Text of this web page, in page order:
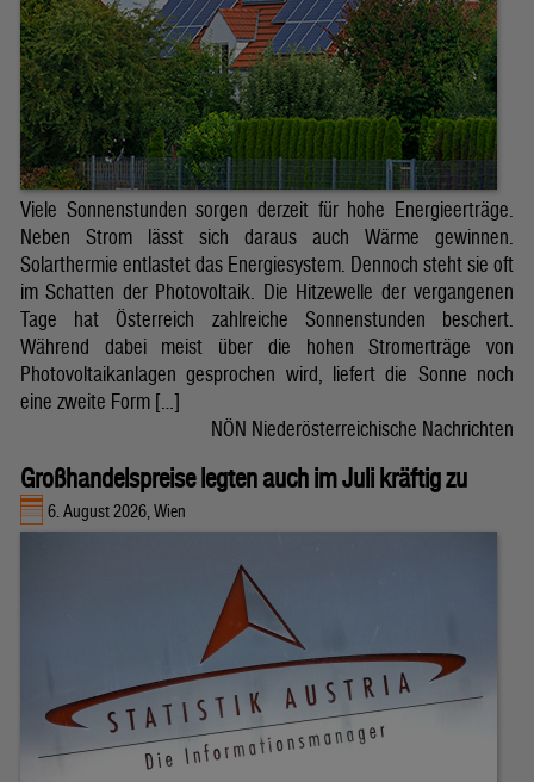
Viele Sonnenstunden sorgen derzeit für hohe Energieerträge.
Neben Strom lässt sich daraus auch Wärme gewinnen.
Solarthermie entlastet das Energiesystem. Dennoch steht sie oft
im Schatten der Photovoltaik. Die Hitzewelle der vergangenen
Tage hat Österreich zahlreiche Sonnenstunden beschert.
Während dabei meist über die hohen Stromerträge von
Photovoltaikanlagen gesprochen wird, liefert die Sonne noch
eine zweite Form […]
NÖN Niederösterreichische Nachrichten
Großhandelspreise legten auch im Juli kräftig zu
6. August 2026, Wien